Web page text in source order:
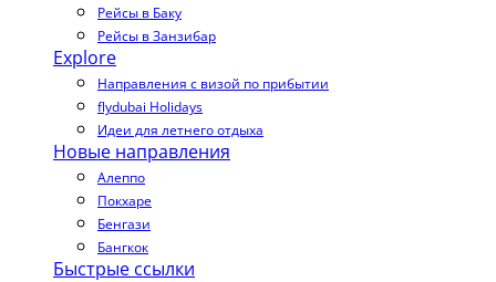
Рейсы в Баку
Рейсы в Занзибар
Explore
Направления с визой по прибытии
flydubai Holidays
Идеи для летнего отдыха
Новые направления
Алеппо
Покхаре
Бенгази
Бангкок
Быстрые ссылки